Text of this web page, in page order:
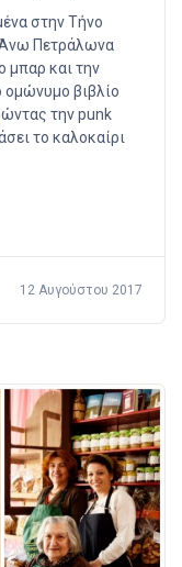
στην Τήνο
Άνω Πετράλωνα
μπαρ και την
ομώνυμο βιβλίο
την punk
το καλοκαίρι
12 Αυγούστου 2017